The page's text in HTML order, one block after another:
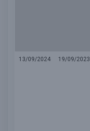
13/09/2024 19/09/2023